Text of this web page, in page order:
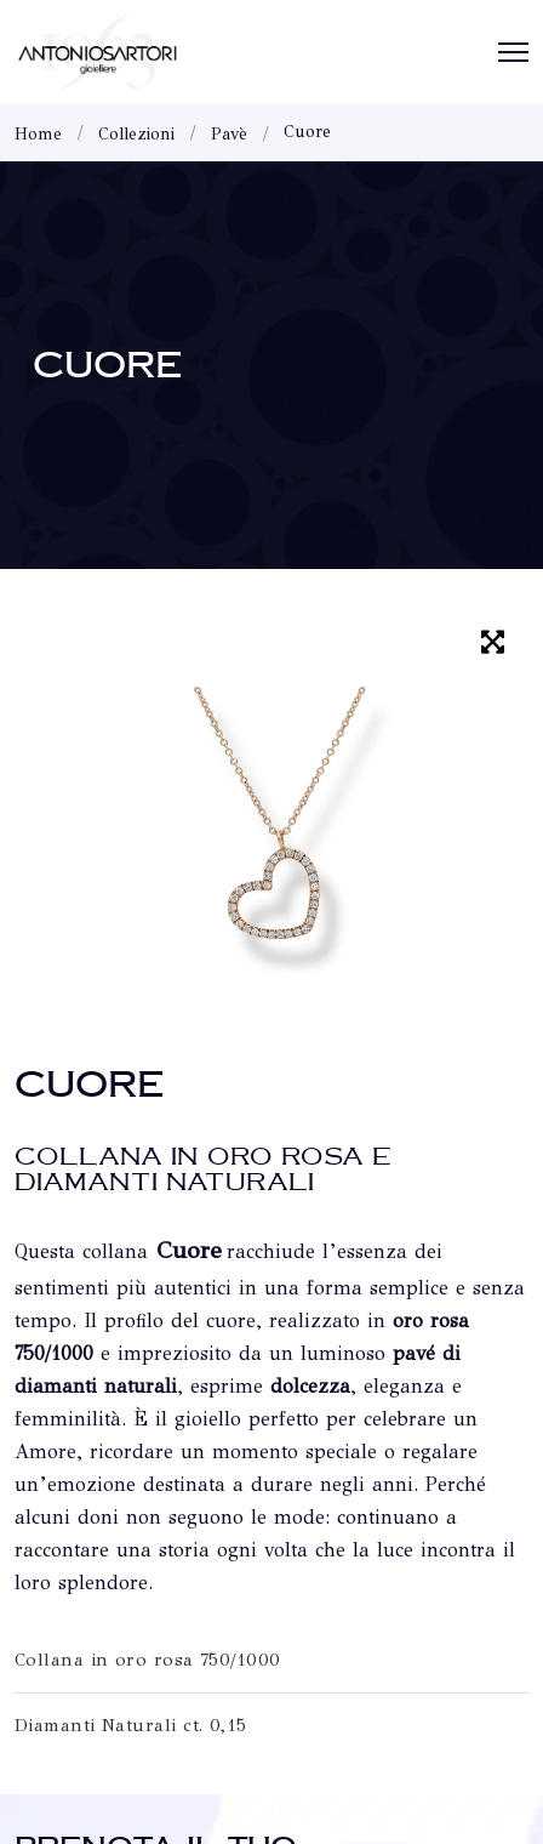
Home Collezioni Pavè Cuore
CUORE
CUORE
COLLANA IN ORO ROSA E
DIAMANTI NATURALI
Questa collana Cuore racchiude l’essenza dei
sentimenti più autentici in una forma semplice e senza
tempo. Il profilo del cuore, realizzato in oro rosa
750/1000 e impreziosito da un luminoso pavé di
diamanti naturali, esprime dolcezza, eleganza e
femminilità. È il gioiello perfetto per celebrare un
Amore, ricordare un momento speciale o regalare
un’emozione destinata a durare negli anni. Perché
alcuni doni non seguono le mode: continuano a
raccontare una storia ogni volta che la luce incontra il
loro splendore.
Collana in oro rosa 750/1000
Diamanti Naturali ct. 0,15